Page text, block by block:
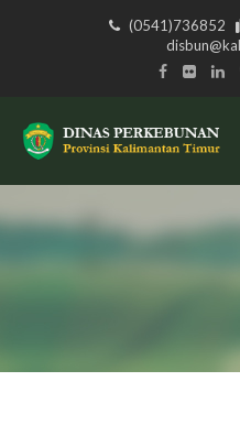
(0541)736852